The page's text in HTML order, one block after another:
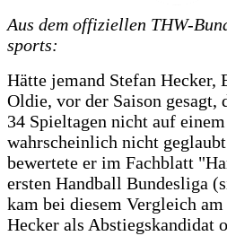
Aus dem offiziellen THW-
sports:
Hätte jemand Stefan
Oldie, vor der Saison gesagt,
34 Spieltagen nicht auf
wahrscheinlich nicht
bewertete er im Fachblatt
ersten Handball Bundesliga
kam bei diesem Vergleich
Hecker als Abstiegskandidat